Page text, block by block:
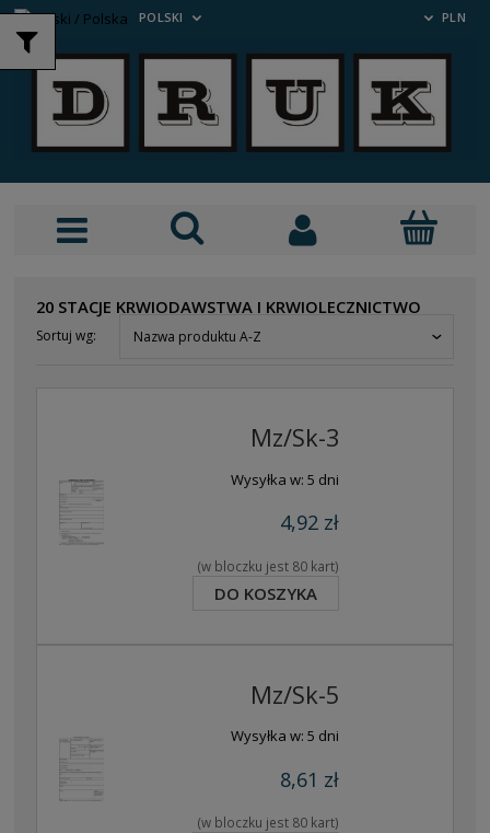
POLSKI PLN
20 STACJE KRWIODAWSTWA I KRWIOLECZNICTWO
Sortuj wg: Nazwa produktu A-Z
Mz/Sk-3
Wysyłka w: 5 dni
4,92 zł
(w bloczku jest 80 kart)
DO KOSZYKA
Mz/Sk-5
Wysyłka w: 5 dni
8,61 zł
(w bloczku jest 80 kart)